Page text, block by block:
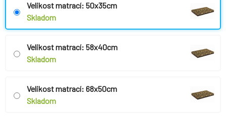
Velikost matrací: 50x35cm
Skladom
Velikost matrací: 58x40cm
Skladom
Velikost matrací: 68x50cm
Skladom